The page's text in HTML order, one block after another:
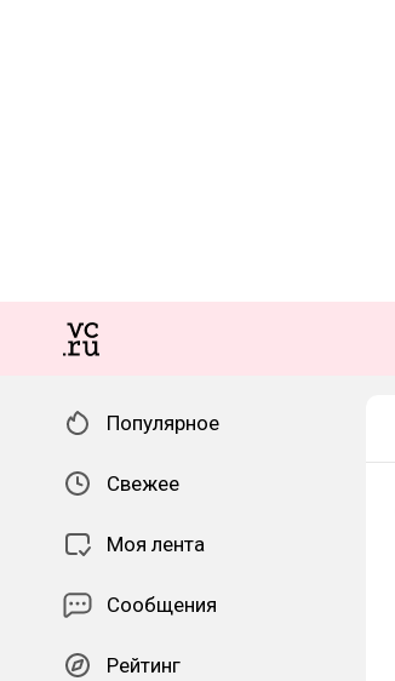
Популярное
Свежее
Моя лента
Сообщения
Рейтинг